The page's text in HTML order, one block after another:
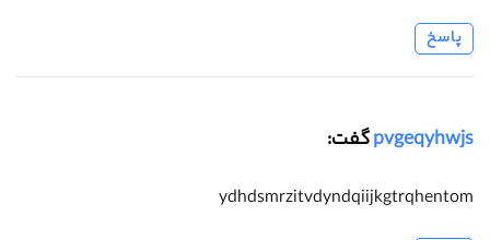
پاسخ
pvgeqyhwjsگفت:
ydhdsmrzitvdyndqiijkgtrqhentom